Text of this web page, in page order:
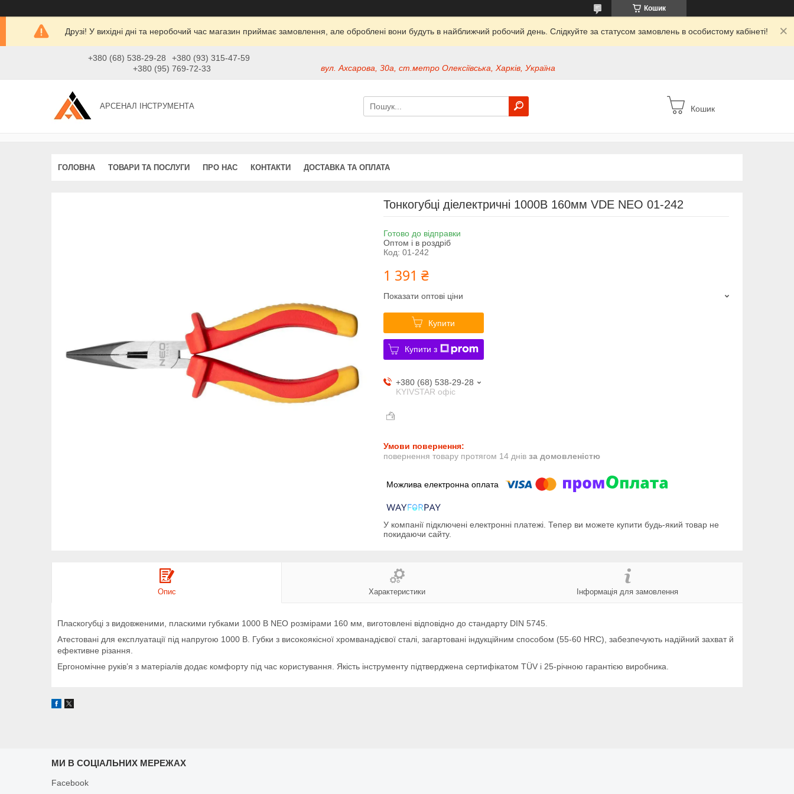
Кошик
Друзі! У вихідні дні та неробочий час магазин приймає замовлення, але оброблені вони будуть в найближчий робочий день. Слідкуйте за статусом замовлень в особистому кабінеті!
+380 (68) 538-29-28
+380 (93) 315-47-59
+380 (95) 769-72-33
вул. Ахсарова, 30а, ст.метро Олексіївська, Харків, Україна
АРСЕНАЛ ІНСТРУМЕНТА Кошик
ГОЛОВНА ТОВАРИ ТА ПОСЛУГИ ПРО НАС КОНТАКТИ ДОСТАВКА ТА ОПЛАТА
Тонкогубці діелектричні 1000В 160мм VDE NEO 01-242
Готово до відправки
Оптом і в роздріб
Код: 01-242
1 391 ₴
Показати оптові ціни
Купити
Купити з
+380 (68) 538-29-28
KYIVSTAR офіс
повернення товару протягом 14 днів за домовленістю
У компанії підключені електронні платежі. Тепер ви можете купити будь-який товар не
покидаючи сайту.
Опис Характеристики Інформація для замовлення
Пласкогубці з видовженими, пласкими губками 1000 В NEO розмірами 160 мм, виготовлені відповідно до стандарту DIN 5745.
Атестовані для експлуатації під напругою 1000 В. Губки з високоякісної хромванадієвої сталі, загартовані індукційним способом (55-60 HRC), забезпечують надійний захват й
ефективне різання.
Ергономічне руків’я з матеріалів додає комфорту під час користування. Якість інструменту підтверджена сертифікатом TÜV і 25-річною гарантією виробника.
МИ В СОЦІАЛЬНИХ МЕРЕЖАХ
Facebook